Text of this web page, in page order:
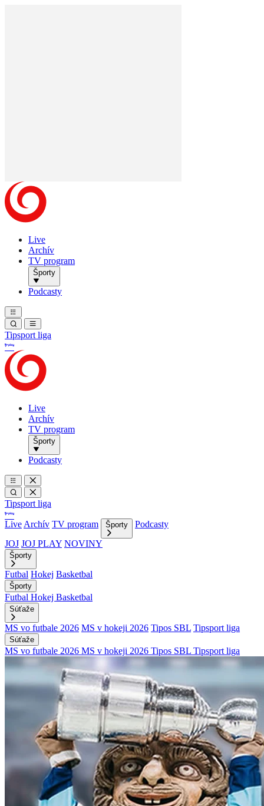
Live
Archív
TV program
Športy
Podcasty
Tipsport liga
Live
Archív
TV program
Športy
Podcasty
Tipsport liga
Live Archív TV program Športy
Podcasty
JOJ JOJ PLAY NOVINY
Športy
Futbal Hokej Basketbal
Športy
Futbal Hokej Basketbal
Súťaže
MS vo futbale 2026 MS v hokeji 2026 Tipos SBL Tipsport liga
Súťaže
MS vo futbale 2026 MS v hokeji 2026 Tipos SBL Tipsport liga